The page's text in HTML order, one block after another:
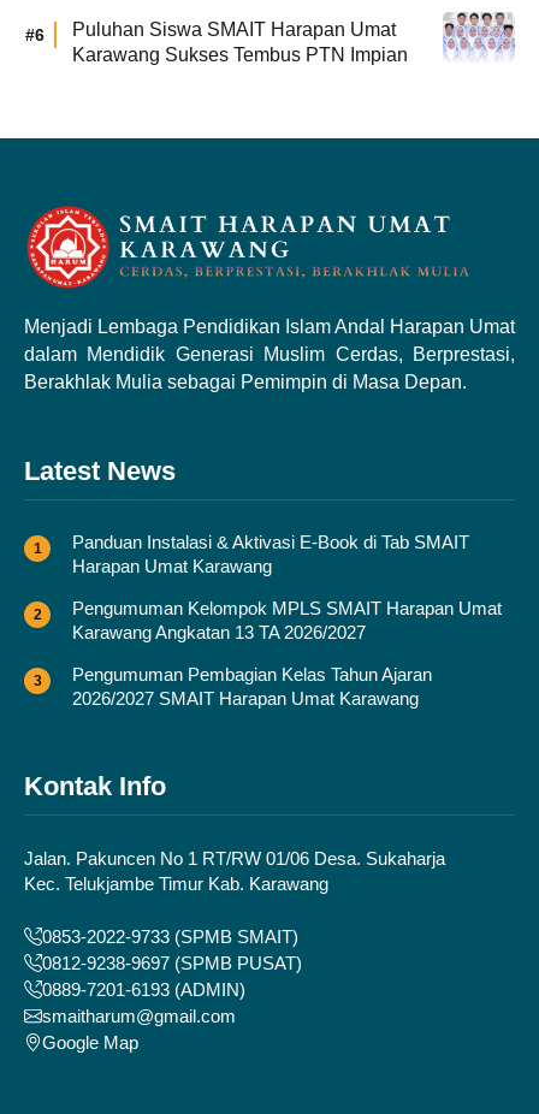
Puluhan Siswa SMAIT Harapan Umat
Karawang Sukses Tembus PTN Impian
Menjadi Lembaga Pendidikan Islam Andal Harapan Umat
dalam Mendidik Generasi Muslim Cerdas, Berprestasi,
Berakhlak Mulia sebagai Pemimpin di Masa Depan.
Latest News
Panduan Instalasi & Aktivasi E-Book di Tab SMAIT
Harapan Umat Karawang
Pengumuman Kelompok MPLS SMAIT Harapan Umat
Karawang Angkatan 13 TA 2026/2027
Pengumuman Pembagian Kelas Tahun Ajaran
2026/2027 SMAIT Harapan Umat Karawang
Kontak Info
Jalan. Pakuncen No 1 RT/RW 01/06 Desa. Sukaharja
Kec. Telukjambe Timur Kab. Karawang
0853-2022-9733 (SPMB SMAIT)
0812-9238-9697 (SPMB PUSAT)
0889-7201-6193 (ADMIN)
smaitharum@gmail.com
Google Map